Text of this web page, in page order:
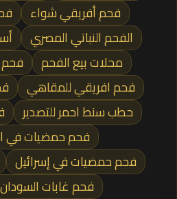
فحم أفريقي شواء
الفحم النباتي المصري
محلات بيع الفحم
فحم افريقي للمقاهي
حطب سنط احمر للتصدير
فحم حمضيات في
فحم حمضيات في إسرائيل
فحم غابات